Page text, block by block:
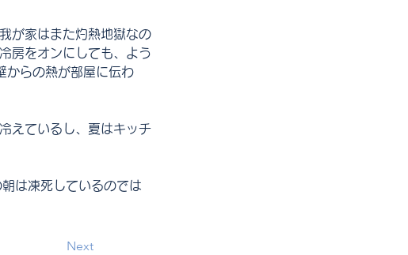
が家はまた灼熱地獄なの
房をオンにしても、よう
からの熱が部屋に伝わ
えているし、夏はキッチ
は凍死しているのでは
Next